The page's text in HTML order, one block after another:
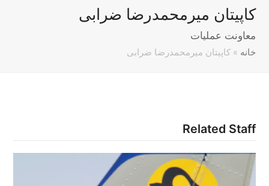
کاپیتان میرمحمدرضا ضرابی
معاونت عملیات
خانه »کاپیتان میرمحمدرضا ضرابی
Related Staff